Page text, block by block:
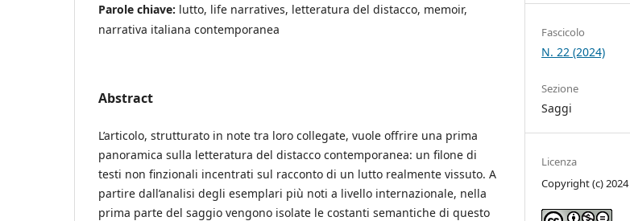
Parole chiave: lutto, life narratives, letteratura del distacco, memoir,
narrativa italiana contemporanea
Abstract
L’articolo, strutturato in note tra loro collegate, vuole offrire una prima
panoramica sulla letteratura del distacco contemporanea: un filone di
testi non finzionali incentrati sul racconto di un lutto realmente vissuto. A
partire dall’analisi degli esemplari più noti a livello internazionale, nella
prima parte del saggio vengono isolate le costanti semantiche di questo
Fascicolo
N. 22 (2024)
Sezione
Saggi
Licenza
Copyright (c)